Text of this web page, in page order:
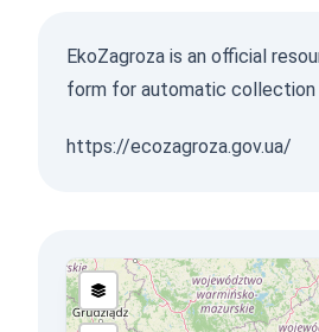
EkoZagroza is an official
form for automatic collection
https://ecozagroza.gov.ua/